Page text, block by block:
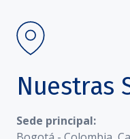
Nuestras
Sede principal: